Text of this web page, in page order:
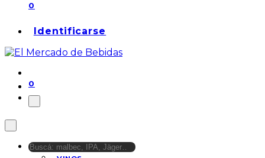
0
Identificarse
0